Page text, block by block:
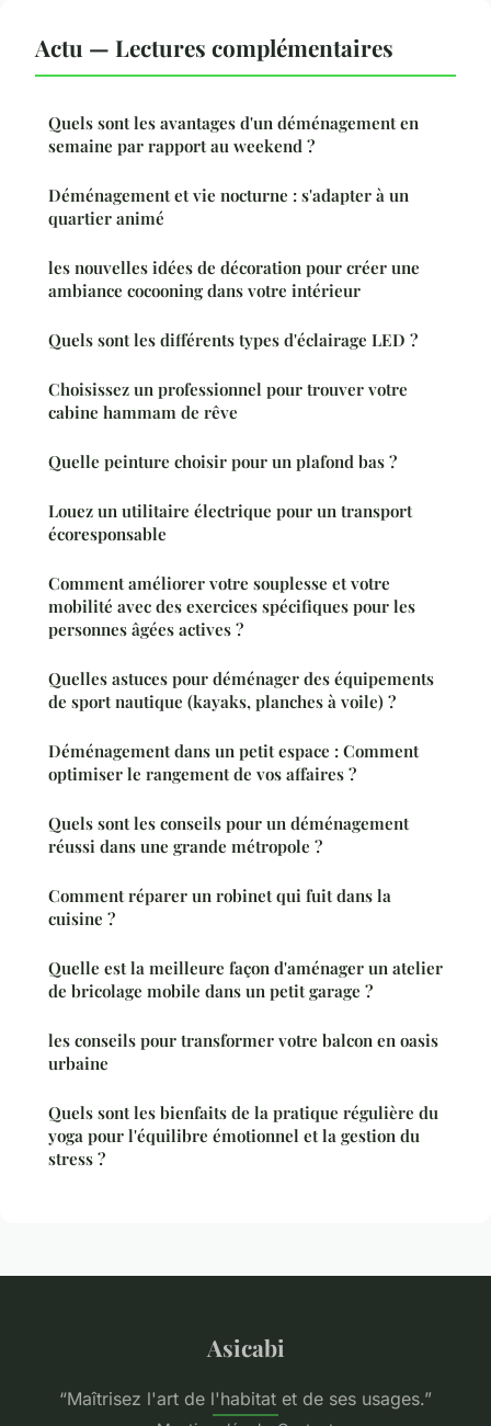
Actu — Lectures complémentaires
Quels sont les avantages d'un déménagement en
semaine par rapport au weekend ?
Déménagement et vie nocturne : s'adapter à un
quartier animé
les nouvelles idées de décoration pour créer une
ambiance cocooning dans votre intérieur
Quels sont les différents types d'éclairage LED ?
Choisissez un professionnel pour trouver votre
cabine hammam de rêve
Quelle peinture choisir pour un plafond bas ?
Louez un utilitaire électrique pour un transport
écoresponsable
Comment améliorer votre souplesse et votre
mobilité avec des exercices spécifiques pour les
personnes âgées actives ?
Quelles astuces pour déménager des équipements
de sport nautique (kayaks, planches à voile) ?
Déménagement dans un petit espace : Comment
optimiser le rangement de vos affaires ?
Quels sont les conseils pour un déménagement
réussi dans une grande métropole ?
Comment réparer un robinet qui fuit dans la
cuisine ?
Quelle est la meilleure façon d'aménager un atelier
de bricolage mobile dans un petit garage ?
les conseils pour transformer votre balcon en oasis
urbaine
Quels sont les bienfaits de la pratique régulière du
yoga pour l'équilibre émotionnel et la gestion du
stress ?
Asicabi
“Maîtrisez l'art de l'habitat et de ses usages.”